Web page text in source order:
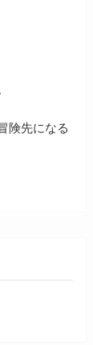
険先になる